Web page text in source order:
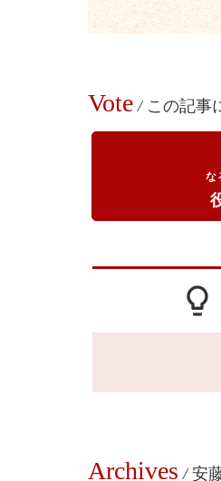
Vote / この記事
な
lightbulb_outline
Archives / 安